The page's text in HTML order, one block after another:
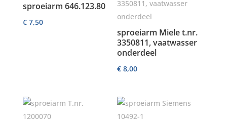
sproeiarm 646.123.80
€7,50
sproeiarm Miele t.nr.
3350811, vaatwasser
onderdeel
€ 8,00